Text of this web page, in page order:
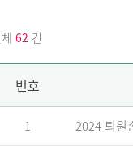
62 건
번호
1 2024 퇴원